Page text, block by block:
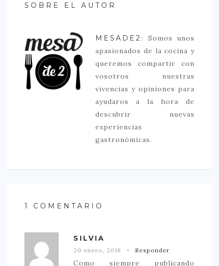
SOBRE EL AUTOR
MESADE2 : Somos unos
apasionados de la cocina y
queremos compartir con
vosotros nuestras
vivencias y opiniones para
ayudaros a la hora de
descubrir nuevas
experiencias
gastronómicas.
1 COMENTARIO
SILVIA
20 enero, 2018 Responder
Como siempre publicando